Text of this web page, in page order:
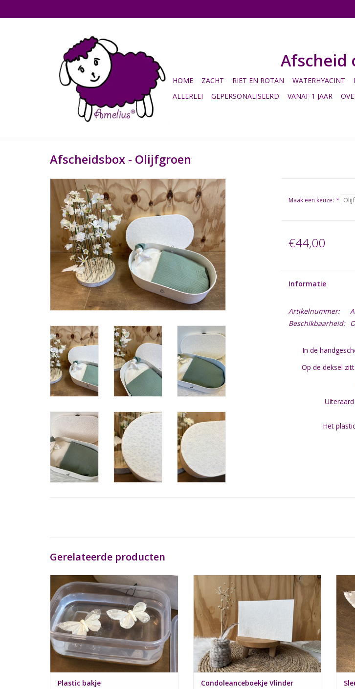
Afscheid
HOME ZACHT RIET EN ROTAN WATERHYACINT
ALLERLEI
GEPERSONALISEERD VANAF 1 JAAR
Afscheidsbox - Olijfgroen
Maak een keuze: *
€44,00
Informatie
Artikelnummer:
Beschikbaarheid:
In de
Op de deksel
Het
Gerelateerde producten
Plastic bakje tbv watermethode tot max 24
weken zwangerschap
TOEVOEGEN AAN WINKELWAGEN
Plastic bakje
Condoleanceboekje met vlinder
TOEVOEGEN AAN WINKELWAGEN
Condoleanceboekje Vlinder